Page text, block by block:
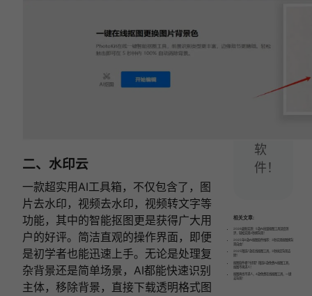
二、水印云
一款超实用AI工具箱，不仅包含了，图
片去水印，视频去水印，视频转文字等
功能，其中的智能抠图更是获得广大用
户的好评。简洁直观的操作界面，即便
是初学者也能迅速上手。无论是处理复
杂背景还是简单场景，AI都能快速识别
主体，移除背景，直接下载透明格式图
款
软
件！
相关文章:
2026最新实测：5款AI批量抠图工具深度测
评，轻松实现3秒换背景！
2025年6款AI抠图软件推荐：3秒实现抠图换背
景自由！
2025精选7款在线抠图工具，3秒搞定背景去
除！
抠图软件哪个好用？精选5款免费AI抠图工具，
抠图不再求人！
抠图再也不求人，4款免费在线抠图工具，一键
去背景！